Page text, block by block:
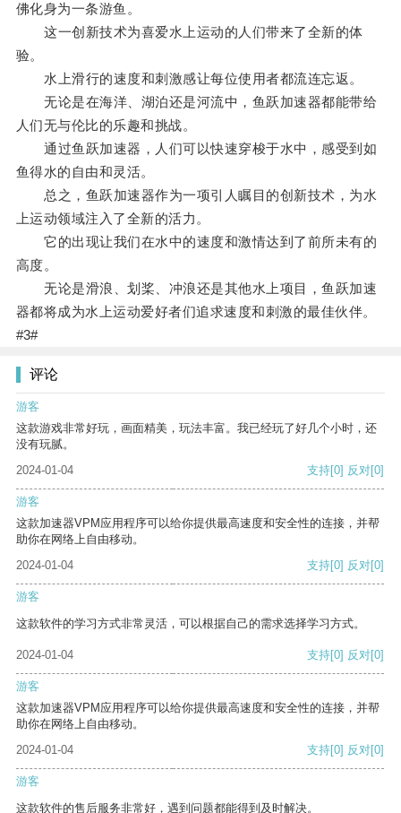
佛化身为一条游鱼。
这一创新技术为喜爱水上运动的人们带来了全新的体
验。
水上滑行的速度和刺激感让每位使用者都流连忘返。
无论是在海洋、湖泊还是河流中，鱼跃加速器都能带给
人们无与伦比的乐趣和挑战。
通过鱼跃加速器，人们可以快速穿梭于水中，感受到如
鱼得水的自由和灵活。
总之，鱼跃加速器作为一项引人瞩目的创新技术，为水
上运动领域注入了全新的活力。
它的出现让我们在水中的速度和激情达到了前所未有的
高度。
无论是滑浪、划桨、冲浪还是其他水上项目，鱼跃加速
器都将成为水上运动爱好者们追求速度和刺激的最佳伙伴。
#3#
评论
游客
这款游戏非常好玩，画面精美，玩法丰富。我已经玩了好几个小时，还
没有玩腻。
2024-01-04
支持[0] 反对[0]
游客
这款加速器VPM应用程序可以给你提供最高速度和安全性的连接，并帮
助你在网络上自由移动。
2024-01-04
支持[0] 反对[0]
游客
这款软件的学习方式非常灵活，可以根据自己的需求选择学习方式。
2024-01-04 支持[0] 反对[0]
游客
这款加速器VPM应用程序可以给你提供最高速度和安全性的连接，并帮
助你在网络上自由移动。
2024-01-04
支持[0] 反对[0]
游客
这款软件的售后服务非常好，遇到问题都能得到及时解决。